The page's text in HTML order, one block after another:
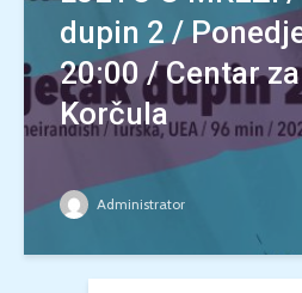
dupin 2 /
20:00 / Centar
Korčula
Administrator